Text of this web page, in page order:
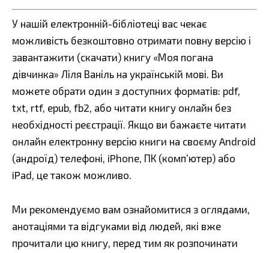
У нашій електронній-бібліотеці вас чекає
можливість безкоштовно отримати повну версію і
завантажити (скачати) книгу «Моя погана
дівчинка» Ліля Ваніль на українській мові. Ви
можете обрати один з доступних форматів: pdf,
txt, rtf, epub, fb2, або читати книгу онлайн без
необхідності реєстрації. Якщо ви бажаєте читати
онлайн електронну версію книги на своєму Android
(андроїд) телефоні, iPhone, ПК (комп’ютер) або
iPad, це також можливо.
Ми рекомендуємо вам ознайомитися з оглядами,
анотаціями та відгуками від людей, які вже
прочитали цю книгу, перед тим як розпочинати